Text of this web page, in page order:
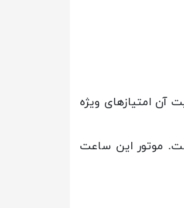
امتیازهای ویژه
موتور این ساعت